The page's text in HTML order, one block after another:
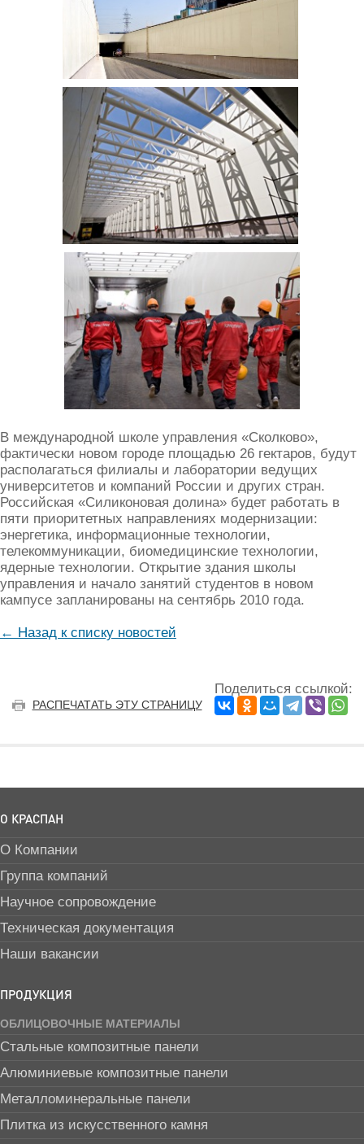
В международной школе управления «Сколково»,
фактически новом городе площадью 26 гектаров, будут
располагаться филиалы и лаборатории ведущих
университетов и компаний России и других стран.
Российская «Силиконовая долина» будет работать в
пяти приоритетных направлениях модернизации:
энергетика, информационные технологии,
телекоммуникации, биомедицинские технологии,
ядерные технологии. Открытие здания школы
управления и начало занятий студентов в новом
кампусе запланированы на сентябрь 2010 года.
← Назад к списку новостей
РАСПЕЧАТАТЬ ЭТУ СТРАНИЦУ
Поделиться ссылкой:
О КРАСПАН
О Компании
Группа компаний
Научное сопровождение
Техническая документация
Наши вакансии
ПРОДУКЦИЯ
ОБЛИЦОВОЧНЫЕ МАТЕРИАЛЫ
Стальные композитные панели
Алюминиевые композитные панели
Металломинеральные панели
Плитка из искусственного камня